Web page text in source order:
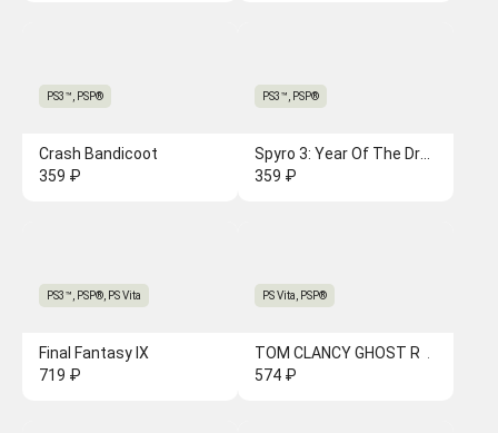
Crash Bandicoot
PS3™, PSP®
359 ₽
Spyro 3: Year Of The Dragon
PS3™, PSP®
359 ₽
Final Fantasy IX
PS3™, PSP®, PS Vita
719 ₽
TOM CLANCY GHOST RECON PREDATOR
PS Vita, PSP®
574 ₽